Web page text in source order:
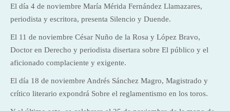
El día 4 de noviembre María Mérida Fernández Llamazares,
periodista y escritora, presenta Silencio y Duende.
El 11 de noviembre César Nuño de la Rosa y López Bravo,
Doctor en Derecho y periodista disertara sobre El público y el
aficionado complaciente y exigente.
El día 18 de noviembre Andrés Sánchez Magro, Magistrado y
crítico literario expondrá Sobre el reglamentismo en los toros.